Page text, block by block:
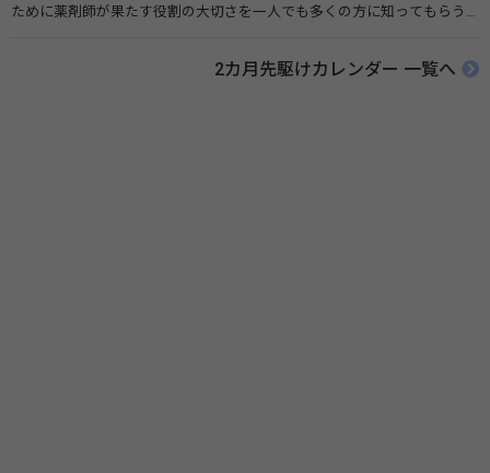
ために薬剤師が果たす役割の大切さを一人でも多くの方に知ってもらう
伝えたい！薬との付き合い方」（保健指導リソースガイド）
2カ月先駆けカレンダー 一覧へ